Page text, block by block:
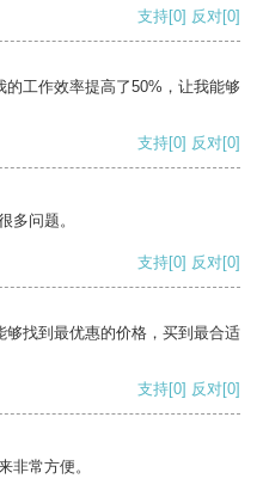
支持[0] 反对[0]
工作效率提高了50%，让我能够
支持[0] 反对[0]
多问题。
支持[0] 反对[0]
找到最优惠的价格，买到最合适
支持[0] 反对[0]
非常方便。